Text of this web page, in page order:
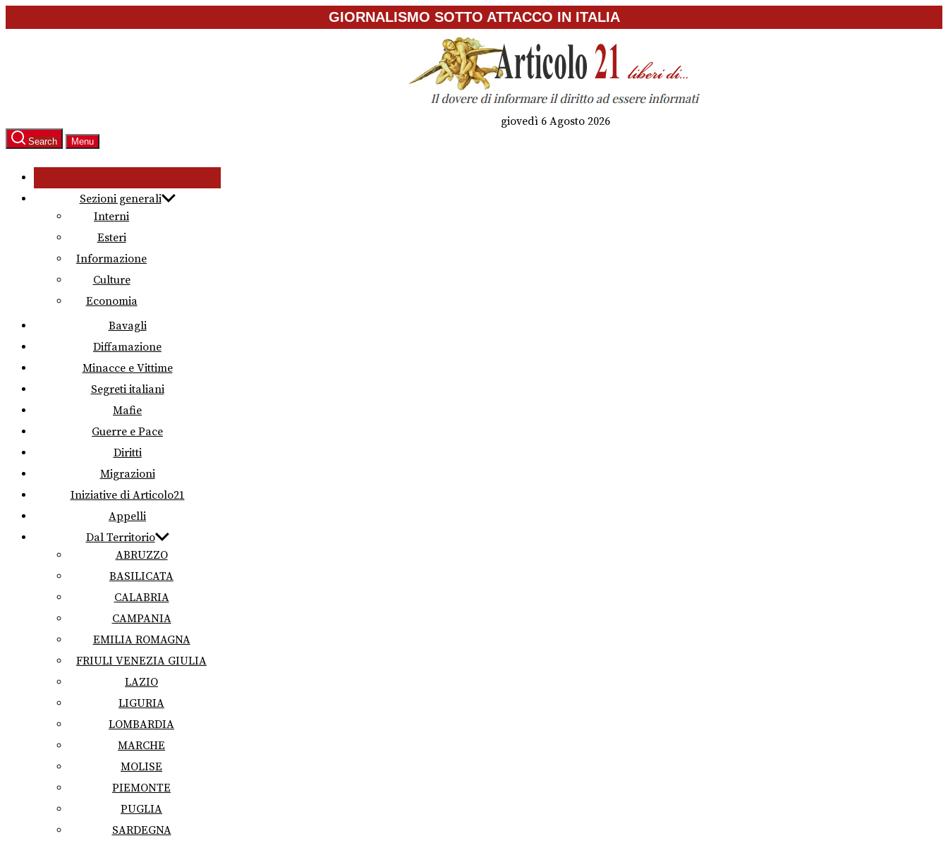
to
GIORNALISMO SOTTO ATTACCO IN ITALIA
giovedì 6 Agosto 2026
Search Menu
Sezioni generali
Interni
Esteri
Informazione
Culture
Economia
Bavagli
Diffamazione
Minacce e Vittime
Segreti italiani
Mafie
Guerre e Pace
Diritti
Migrazioni
Iniziative di Articolo21
Appelli
Dal Territorio
ABRUZZO
BASILICATA
CALABRIA
CAMPANIA
EMILIA ROMAGNA
FRIULI VENEZIA GIULIA
LAZIO
LIGURIA
LOMBARDIA
MARCHE
MOLISE
PIEMONTE
PUGLIA
SARDEGNA